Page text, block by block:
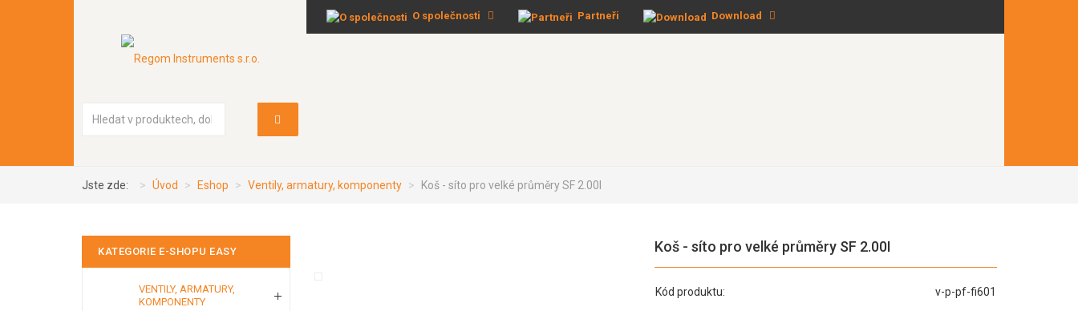
O společnosti Partneři Download
Jste zde: Úvod Eshop Ventily, armatury, komponenty Koš - síto pro velké průměry SF 2.00I
Koš - síto pro velké průměry SF 2.00I
Kód produktu: v-p-pf-fi601
KATEGORIE E-SHOPU EASY
VENTILY, ARMATURY,
KOMPONENTY